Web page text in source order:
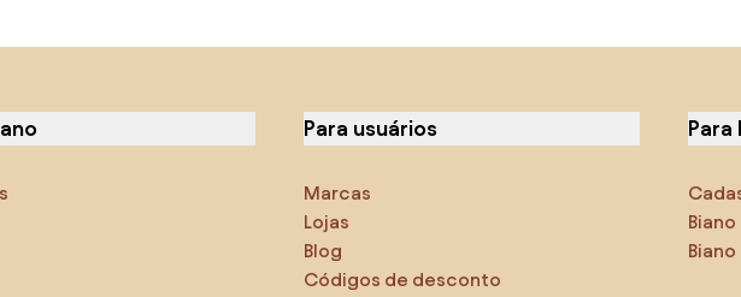
Para usuários
Marcas
Lojas
Blog
Códigos de desconto
Para
Biano